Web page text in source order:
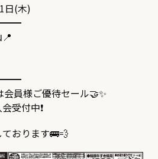
日(木)
員様ご優待セール🤝✨
受付中❗
おります🚌💨